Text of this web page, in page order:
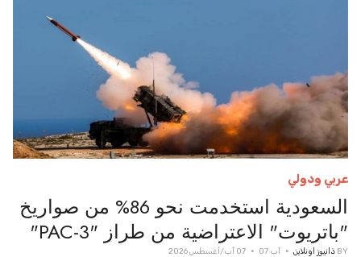
عربي ودولي
السعودية استخدمت نحو 86% من صواريخ
"باتريوت" الاعتراضية من طراز "PAC-3"
BY ذانيوز اونلاين آب 07 07 آب/أغسطس 2026